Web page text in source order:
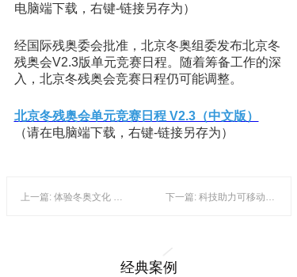
电脑端下载，右键-链接另存为）
经国际残奥委会批准，北京冬奥组委发布北京冬
残奥会V2.3版单元竞赛日程。随着筹备工作的深
入，北京冬残奥会竞赛日程仍可能调整。
北京冬残奥会单元竞赛日程 V2.3（中文版）
（请在电脑端下载，右键-链接另存为）
上一篇: 体验冬奥文化 丰富群众生活 下一篇: 科技助力可移动气膜冰雪场馆建设——《全民健身计划》给体育产业带来新契机
经典案例